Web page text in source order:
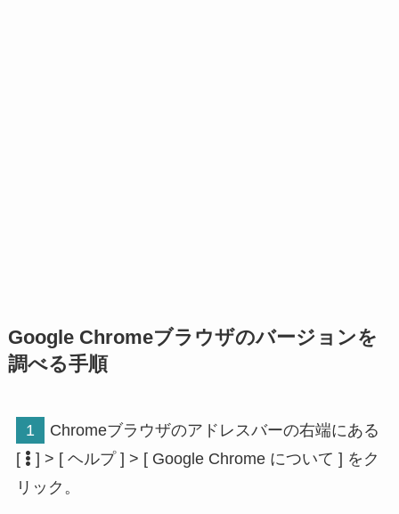
Google Chromeブラウザのバージョンを
調べる手順
1
Chromeブラウザのアドレスバーの右端にある
[
] > [ ヘルプ ] > [ Google Chrome について ] をク
リック。